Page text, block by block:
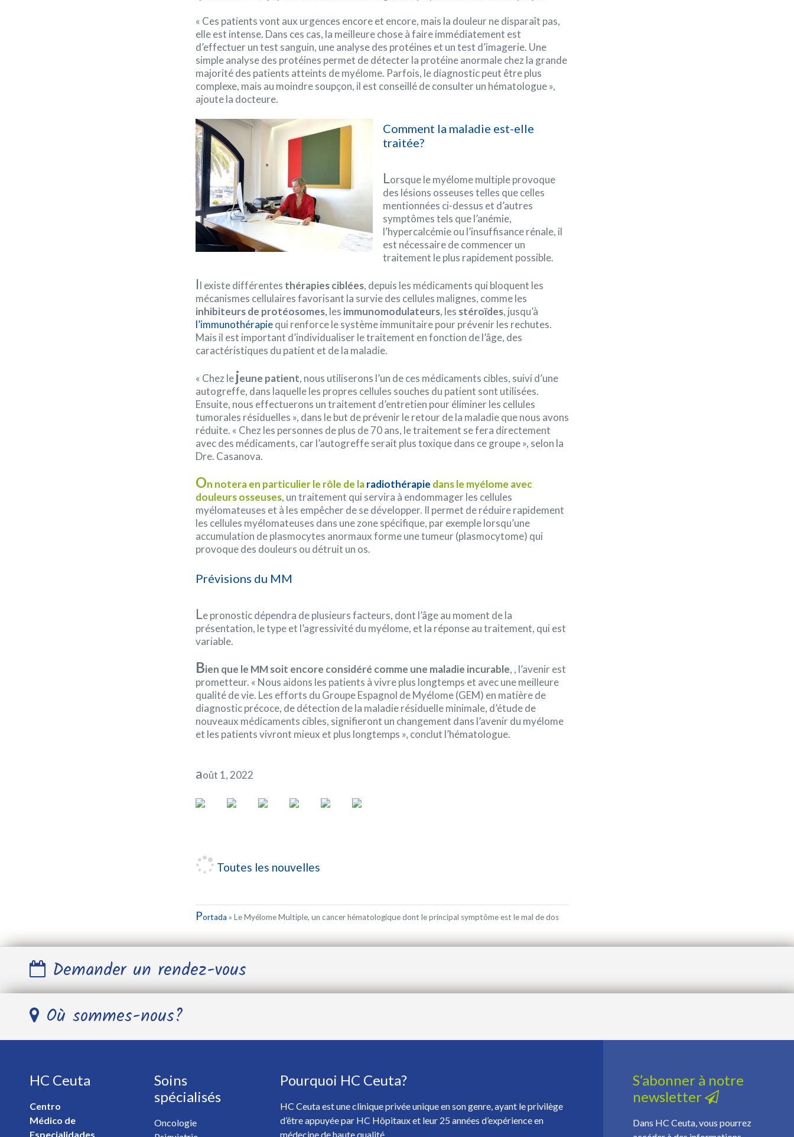
« Ces patients vont aux urgences encore et encore, mais la douleur ne disparaît pas,
elle est intense. Dans ces cas, la meilleure chose à faire immédiatement est
d’effectuer un test sanguin, une analyse des protéines et un test d’imagerie. Une
simple analyse des protéines permet de détecter la protéine anormale chez la grande
majorité des patients atteints de myélome. Parfois, le diagnostic peut être plus
complexe, mais au moindre soupçon, il est conseillé de consulter un hématologue »,
ajoute la docteure.
Comment la maladie est-elle
traitée?
Lorsque le myélome multiple provoque
des lésions osseuses telles que celles
mentionnées ci-dessus et d’autres
symptômes tels que l’anémie,
l’hypercalcémie ou l’insuffisance rénale, il
est nécessaire de commencer un
traitement le plus rapidement possible.
Il existe différentes thérapies ciblées, depuis les médicaments qui bloquent les
mécanismes cellulaires favorisant la survie des cellules malignes, comme les
inhibiteurs de protéosomes, les immunomodulateurs, les stéroïdes, jusqu’à
l’immunothérapiequi renforce le système immunitaire pour prévenir les rechutes.
Mais il est important d’individualiser le traitement en fonction de l’âge, des
caractéristiques du patient et de la maladie.
« Chez lejeune patient, nous utiliserons l’un de ces médicaments cibles, suivi d’une
autogreffe, dans laquelle les propres cellules souches du patient sont utilisées.
Ensuite, nous effectuerons un traitement d’entretien pour éliminer les cellules
tumorales résiduelles », dans le but de prévenir le retour de la maladie que nous avons
réduite. « Chez les personnes de plus de 70 ans, le traitement se fera directement
avec des médicaments, car l’autogreffe serait plus toxique dans ce groupe », selon la
Dre. Casanova.
On notera en particulier le rôle de laradiothérapie dans le myélome avec
douleurs osseuses, un traitement qui servira à endommager les cellules
myélomateuses et à les empêcher de se développer. Il permet de réduire rapidement
les cellules myélomateuses dans une zone spécifique, par exemple lorsqu’une
accumulation de plasmocytes anormaux forme une tumeur (plasmocytome) qui
provoque des douleurs ou détruit un os.
Prévisions du MM
Le pronostic dépendra de plusieurs facteurs, dont l’âge au moment de la
présentation, le type et l’agressivité du myélome, et la réponse au traitement, qui est
variable.
Bien que le MM soit encore considéré comme une maladie incurable, , l’avenir est
prometteur. « Nous aidons les patients à vivre plus longtemps et avec une meilleure
qualité de vie. Les efforts du Groupe Espagnol de Myélome (GEM) en matière de
diagnostic précoce, de détection de la maladie résiduelle minimale, d’étude de
nouveaux médicaments cibles, signifieront un changement dans l’avenir du myélome
et les patients vivront mieux et plus longtemps », conclut l’hématologue.
août 1, 2022
Toutes les nouvelles
Portada »Le Myélome Multiple, un cancer hématologique dont le principal symptôme est le mal de dos
Demander un rendez-vous
Télephone *
E-mail *
Spécialiste *
Où sommes-nous?
HC Ceuta
Centro
Médico de
Especialidades
Soins
spécialisés
Oncologie
Pourquoi HC Ceuta?
HC Ceuta est une clinique privée unique en son genre, ayant le privilège
d’être appuyée par HC Hôpitaux et leur 25 années d’expérience en
médecine de haute qualité.
S’abonner à notre
newsletter
Dans HC Ceuta, vous pourrez